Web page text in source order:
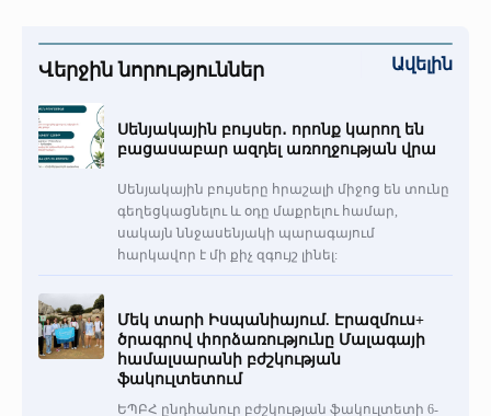
Վերջին նորություններ Ավելին
Սենյակային բույսեր․ որոնք կարող են
բացասաբար ազդել առողջության վրա
Սենյակային բույսերը հրաշալի միջոց են տունը
գեղեցկացնելու և օդը մաքրելու համար,
սակայն ննջասենյակի պարագայում
հարկավոր է մի քիչ զգույշ լինել:
Մեկ տարի Իսպանիայում. Էրազմուս+
ծրագրով փորձառությունը Մալագայի
համալսարանի բժշկության
ֆակուլտետում
ԵՊԲՀ ընդհանուր բժշկության ֆակուլտետի 6-